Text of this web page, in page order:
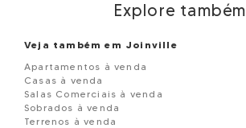
Explore também
Veja também em Joinville
Apartamentos à venda
Casas à venda
Salas Comerciais à venda
Sobrados à venda
Terrenos à venda